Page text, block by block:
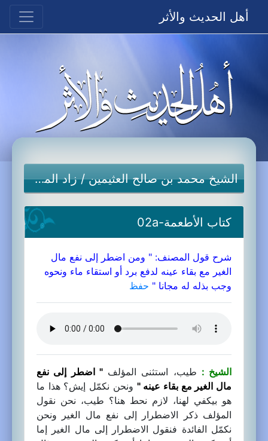
أهل الحديث والأثر
الشيخ محمد بن صالح العثيمين/زاد المستقنع
كتاب الأطعمة-02a
شرح قول المصنف: " ومن اضطر إلى نفع مال
الغير مع بقاء عينه لدفع برد أو استقاء ماء ونحوه
وجب بذله له مجانا " حفظ
الشيخ : طيب، استثنى المؤلف" اضطر إلى نفع
مال الغير مع بقاء عينه " ونحن نكمّل إيش؟ هذا ما
هو بيكفي لهنا، لازم نحط هنا؟ طيب، نحن نقول
المؤلف ذكر الاضطرار إلى نفع مال الغير ونحن
نكمّل الفائدة فنقول الاضطرار إلى مال الغير إما